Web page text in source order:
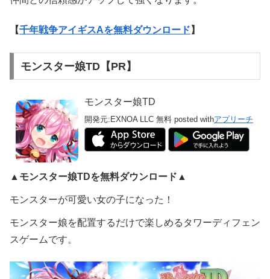
【千年戦争アイギスAを無料ダウンロード 】
モンスター娘TD【PR】
モンスター娘TD
開発元: EXNOA LLC 無料 posted withアプリーチ
▲モンスター娘TDを無料ダウンロード▲
モンスターが可愛い女の子になった！
モンスター娘を配置するだけで楽しめるタワーディフェン
スゲームです。